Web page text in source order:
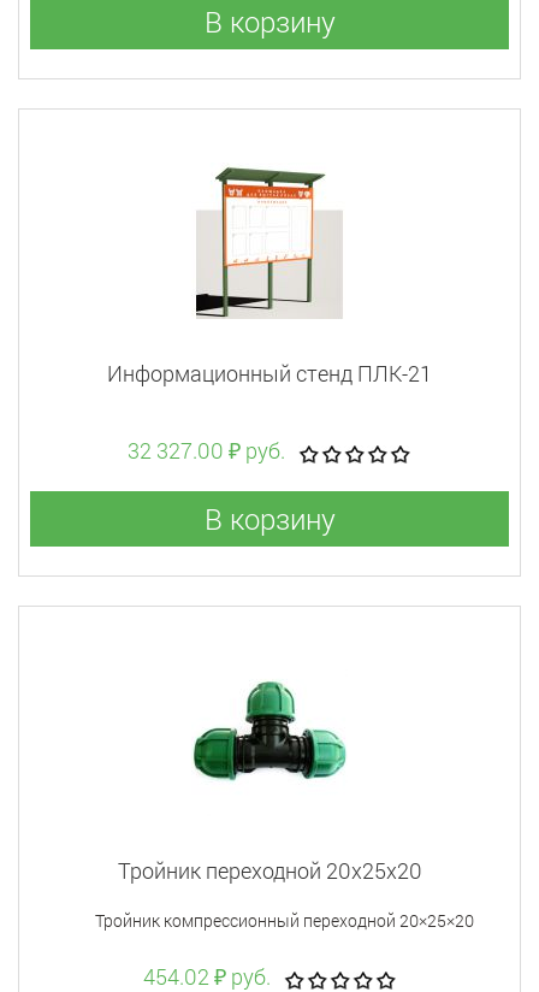
В корзину
Информационный стенд ПЛК-21
32 327.00 ₽ руб.
В корзину
Тройник переходной 20x25x20
Тройник компрессионный переходной 20×25×20
454.02 ₽ руб.